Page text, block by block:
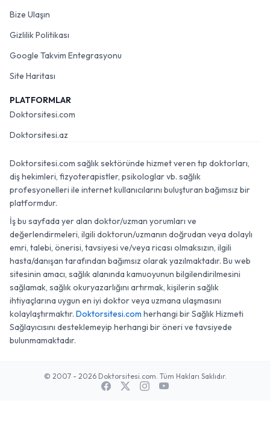
Bize Ulaşın
Gizlilik Politikası
Google Takvim Entegrasyonu
Site Haritası
PLATFORMLAR
Doktorsitesi.com
Doktorsitesi.az
Doktorsitesi.com sağlık sektöründe hizmet veren tıp doktorları,
diş hekimleri, fizyoterapistler, psikologlar vb. sağlık
profesyonelleri ile internet kullanıcılarını buluşturan bağımsız bir
platformdur.
İş bu sayfada yer alan doktor/uzman yorumları ve
değerlendirmeleri, ilgili doktorun/uzmanın doğrudan veya dolaylı
emri, talebi, önerisi, tavsiyesi ve/veya ricası olmaksızın, ilgili
hasta/danışan tarafından bağımsız olarak yazılmaktadır. Bu web
sitesinin amacı, sağlık alanında kamuoyunun bilgilendirilmesini
sağlamak, sağlık okuryazarlığını artırmak, kişilerin sağlık
ihtiyaçlarına uygun en iyi doktor veya uzmana ulaşmasını
kolaylaştırmaktır. Doktorsitesi.com herhangi bir Sağlık Hizmeti
Sağlayıcısını desteklemeyip herhangi bir öneri ve tavsiyede
bulunmamaktadır.
© 2007 - 2026 Doktorsitesi.com. Tüm Hakları Saklıdır.